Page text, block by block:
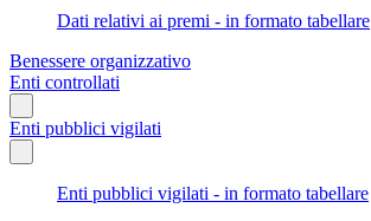
Dati relativi ai premi - in formato tabellare
Benessere organizzativo
Enti controllati
Enti pubblici vigilati
Enti pubblici vigilati - in formato tabellare